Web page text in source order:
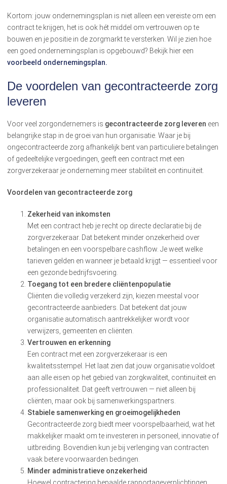
Kortom: jouw ondernemingsplan is niet alleen een vereiste om een
contract te krijgen, het is ook hét middel om vertrouwen op te
bouwen en je positie in de zorgmarkt te versterken. Wil je zien hoe
een goed ondernemingsplan is opgebouwd? Bekijk hier een
voorbeeld ondernemingsplan.
De voordelen van gecontracteerde zorg
leveren
Voor veel zorgondernemers is gecontracteerde zorg leveren een
belangrijke stap in de groei van hun organisatie. Waar je bij
ongecontracteerde zorg afhankelijk bent van particuliere betalingen
of gedeeltelijke vergoedingen, geeft een contract met een
zorgverzekeraar je onderneming meer stabiliteit en continuïteit.
Voordelen van gecontracteerde zorg
Zekerheid van inkomsten
Met een contract heb je recht op directe declaratie bij de
zorgverzekeraar. Dat betekent minder onzekerheid over
betalingen en een voorspelbare cashflow. Je weet welke
tarieven gelden en wanneer je betaald krijgt — essentieel voor
een gezonde bedrijfsvoering.
Toegang tot een bredere cliëntenpopulatie
Cliënten die volledig verzekerd zijn, kiezen meestal voor
gecontracteerde aanbieders. Dat betekent dat jouw
organisatie automatisch aantrekkelijker wordt voor
verwijzers, gemeenten en cliënten.
Vertrouwen en erkenning
Een contract met een zorgverzekeraar is een
kwaliteitsstempel. Het laat zien dat jouw organisatie voldoet
aan alle eisen op het gebied van zorgkwaliteit, continuïteit en
professionaliteit. Dat geeft vertrouwen — niet alleen bij
cliënten, maar ook bij samenwerkingspartners.
Stabiele samenwerking en groeimogelijkheden
Gecontracteerde zorg biedt meer voorspelbaarheid, wat het
makkelijker maakt om te investeren in personeel, innovatie of
uitbreiding. Bovendien kun je bij verlenging van contracten
vaak betere voorwaarden bedingen.
Minder administratieve onzekerheid